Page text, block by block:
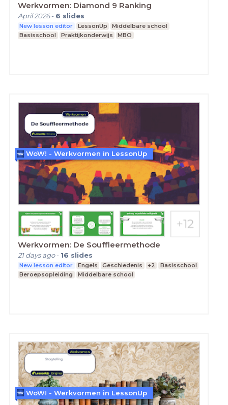
Werkvormen: Diamond 9 Ranking
April 2026- 6 slides
New lesson editor LessonUp
Middelbare school
Basisschool
Praktijkonderwijs MBO
Werkvormen: De Souffleermethode
21 days ago- 16 slides
New lesson editor Engels Geschiedenis +2
Basisschool
Beroepsopleiding
Middelbare school
WoW! - Werkvormen in LessonUp
WoW! - Werkvormen in LessonUp